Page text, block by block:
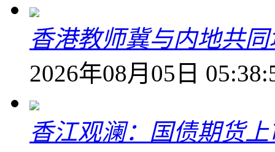
香港教师冀与内地共
2026年08月05日
香江观澜：国债期货